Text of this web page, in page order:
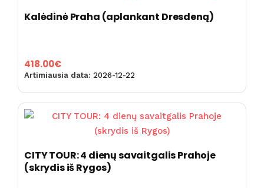
Kalėdinė Praha (aplankant Dresdeną)
418.00€
Artimiausia data: 2026-12-22
CITY TOUR: 4 dienų savaitgalis Prahoje
(skrydis iš Rygos)